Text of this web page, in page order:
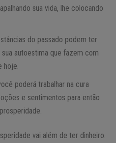
sua vida, lhe colocando
do passado podem ter
autoestima que fazem com
hoje.
poderá trabalhar na cura
e sentimentos para então
vai além de ter dinheiro.